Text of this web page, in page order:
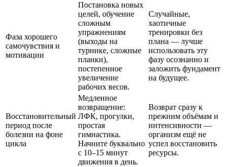
Фаза хорошего
самочувствия и
мотивации
Постановка новых
целей, обучение
сложным
упражнениям
(выходы на
турнике, сложные
планки),
постепенное
увеличение
рабочих весов.
Случайные,
хаотичные
тренировки без
плана — лучше
использовать эту
фазу осознанно и
заложить фундамент
на будущее.
Восстановительный
период после
болезни на фоне
цикла
Медленное
возвращение:
ЛФК, прогулки,
простая
гимнастика.
Начните буквально
с 10–15 минут
движения в день.
Возврат сразу к
прежним объёмам и
интенсивности —
организм ещё не
успел восстановить
ресурсы.